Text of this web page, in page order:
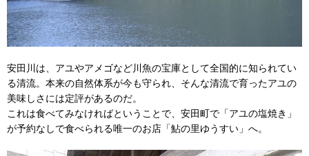
安田川は、アユやアメゴなど川魚の宝庫として全国的に知られてい
る清流。本来の自然体系が今も守られ、そんな清流で育ったアユの
美味しさには定評があるのだ。
これは食べてみなければということで、安田町で「アユの塩焼き」
が予約なしで食べられる唯一のお店「鮎の里ゆうすい」へ。